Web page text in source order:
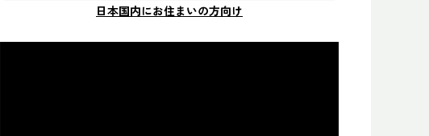
日本国内にお住まいの方向け